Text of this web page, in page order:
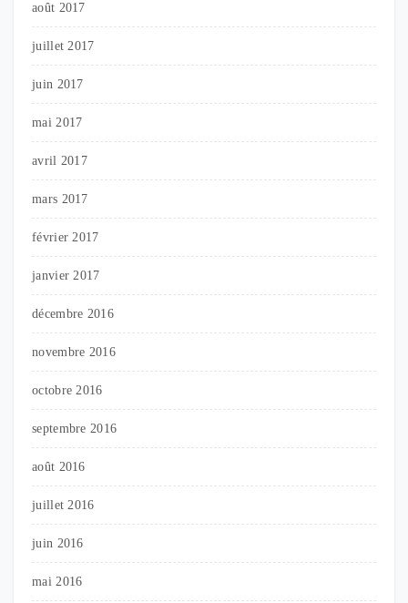
août 2017
juillet 2017
juin 2017
mai 2017
avril 2017
mars 2017
février 2017
janvier 2017
décembre 2016
novembre 2016
octobre 2016
septembre 2016
août 2016
juillet 2016
juin 2016
mai 2016